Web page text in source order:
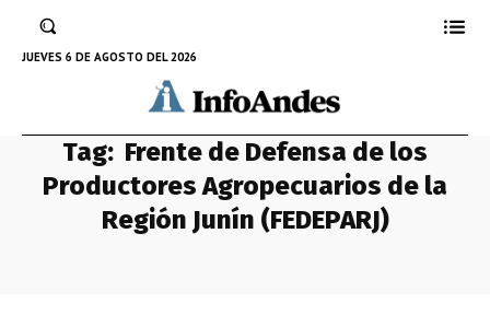
JUEVES 6 DE AGOSTO DEL 2026
Tag: Frente de Defensa de los
Productores Agropecuarios de la
Región Junín (FEDEPARJ)